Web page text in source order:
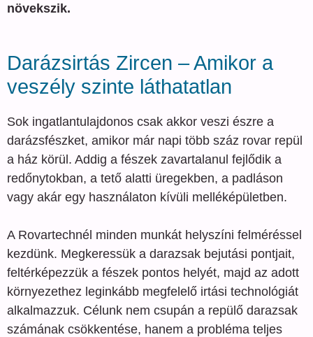
növekszik.
Darázsirtás Zircen – Amikor a
veszély szinte láthatatlan
Sok ingatlantulajdonos csak akkor veszi észre a
darázsfészket, amikor már napi több száz rovar repül
a ház körül. Addig a fészek zavartalanul fejlődik a
redőnytokban, a tető alatti üregekben, a padláson
vagy akár egy használaton kívüli melléképületben.
A Rovartechnél minden munkát helyszíni felméréssel
kezdünk. Megkeressük a darazsak bejutási pontjait,
feltérképezzük a fészek pontos helyét, majd az adott
környezethez leginkább megfelelő irtási technológiát
alkalmazzuk. Célunk nem csupán a repülő darazsak
számának csökkentése, hanem a probléma teljes